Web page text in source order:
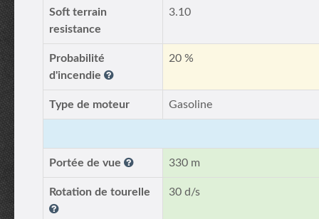
Soft terrain
resistance
3.10
Probabilité
d'incendie
20 %
Type de moteur Gasoline
Portée de vue 330 m
Rotation de tourelle 30 d/s